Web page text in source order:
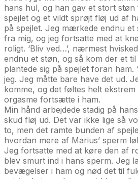
hans hul, og han gav et stort støn
spejlet og et vildt sprøjt fløj ud af
på spejlet. Jeg mærkede endnu et
fra mig, og jeg fortsatte med at
roligt. ‘Bliv ved…’, nærmest
endnu et støn, og så kom der et
plantede sig på spejlet foran ham.
jeg. Jeg måtte bare have det ud.
komme, og det føltes helt
orgasme fortsætte i ham.
Min hånd arbejdede stadig på
skud fløj ud. Det var ikke lige så
to, men det ramte bunden af
hvordan mere af Marius’ sperm
Jeg fortsatte med at køre den af
blev smurt ind i hans sperm. Jeg
bevægelser i ham og nød det til